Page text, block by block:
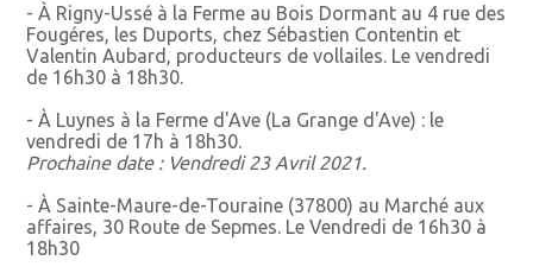
- À Rigny-Ussé à la Ferme au Bois Dormant au 4 rue des
Fougéres, les Duports, chez Sébastien Contentin et
Valentin Aubard, producteurs de vollailes. Le vendredi
de 16h30 à 18h30.
- À Luynes à la Ferme d'Ave (La Grange d'Ave) : le
vendredi de 17h à 18h30.
Prochaine date : Vendredi 23 Avril 2021.
- À Sainte-Maure-de-Touraine (37800) au Marché aux
affaires, 30 Route de Sepmes. Le Vendredi de 16h30 à
18h30